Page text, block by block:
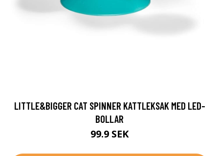
LITTLE&BIGGER CAT SPINNER KATTLEKSAK MED LED-
BOLLAR
99.9 SEK